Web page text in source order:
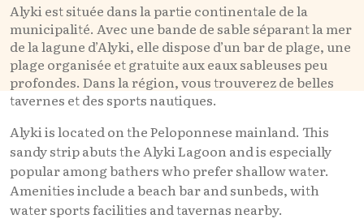
Alykiest située dans la partie continentale de la
municipalité. Avec une bande de sable séparant la mer
de la lagune d’Alyki, elle dispose d’un bar de plage, une
plage organisée et gratuite aux eaux sableuses peu
profondes. Dans la région, vous trouverez de belles
tavernes et des sports nautiques.
Alyki is located on the Peloponnese mainland. This
sandy strip abuts the Alyki Lagoon and is especially
popular among bathers who prefer shallow water.
Amenities include a beach bar and sunbeds, with
water sports facilities and tavernas nearby.